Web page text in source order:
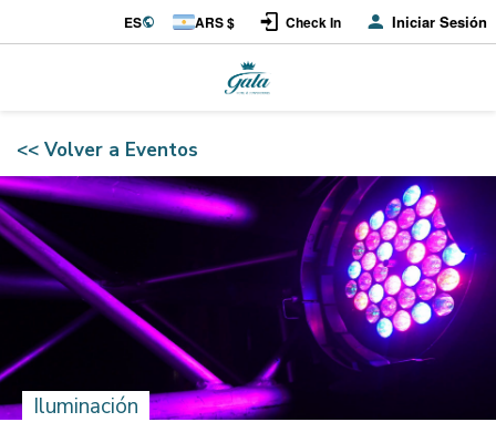
ES ARS $ Check In Iniciar Sesión
<< Volver a Eventos
Iluminación